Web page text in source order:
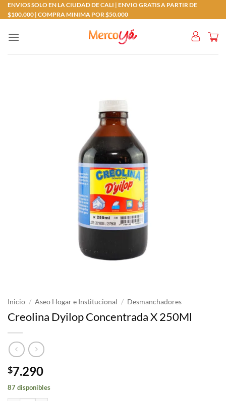
Saltar
al
ENVIOS SOLO EN LA CIUDAD DE CALI | ENVIO GRATIS A PARTIR DE
$100.000 | COMPRA MINIMA POR $50.000
Inicio / Aseo Hogar e Institucional / Desmanchadores
Creolina Dyilop Concentrada X 250Ml
$7.290
87 disponibles